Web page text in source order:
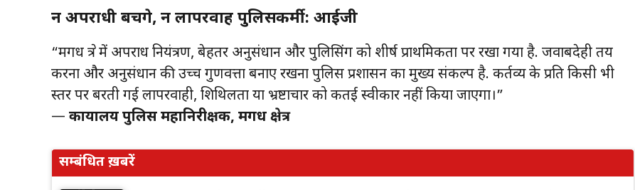
न अपराधी बचेंगे, न लापरवाह पुलिसकर्मी: आईजी
“मगध क्षेत्र में अपराध नियंत्रण, बेहतर अनुसंधान और पुलिसिंग को शीर्ष प्राथमिकता पर रखा गया है. जवाबदेही तय
करना और अनुसंधान की उच्च गुणवत्ता बनाए रखना पुलिस प्रशासन का मुख्य संकल्प है. कर्तव्य के प्रति किसी भी
स्तर पर बरती गई लापरवाही, शिथिलता या भ्रष्टाचार को कतई स्वीकार नहीं किया जाएगा।”
— कार्यालय पुलिस महानिरीक्षक, मगध क्षेत्र
सम्बंधित ख़बरें